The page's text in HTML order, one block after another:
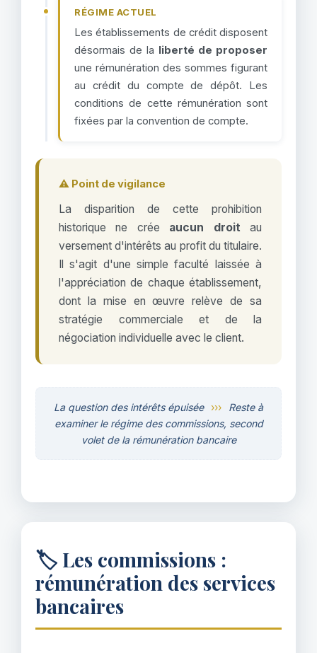
RÉGIME ACTUEL
Les établissements de crédit disposent
désormais de la liberté de proposer
une rémunération des sommes figurant
au crédit du compte de dépôt. Les
conditions de cette rémunération sont
fixées par la convention de compte.
⚠️ Point de vigilance
La disparition de cette prohibition
historique ne crée aucun droitau
versement d'intérêts au profit du titulaire.
Il s'agit d'une simple faculté laissée à
l'appréciation de chaque établissement,
dont la mise en œuvre relève de sa
stratégie commerciale et de la
négociation individuelle avec le client.
La question des intérêts épuisée ›››
Reste à
examiner le régime des commissions, second
volet de la rémunération bancaire
🏷️ Les commissions :
rémunération des services
bancaires